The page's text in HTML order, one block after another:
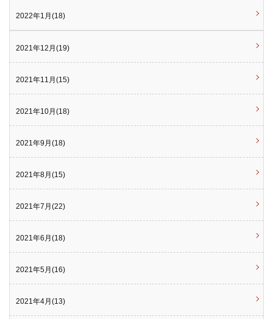
2022年1月(18)
2021年12月(19)
2021年11月(15)
2021年10月(18)
2021年9月(18)
2021年8月(15)
2021年7月(22)
2021年6月(18)
2021年5月(16)
2021年4月(13)